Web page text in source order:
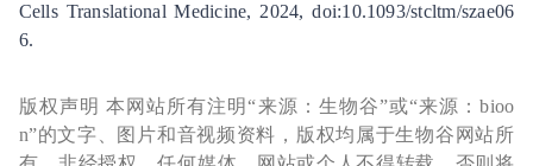
Cells Translational Medicine, 2024, doi:10.1093/stcltm/szae06
6.
版权声明 本网站所有注明“来源：生物谷”或“来源：bioo
n”的文字、图片和音视频资料，版权均属于生物谷网站所